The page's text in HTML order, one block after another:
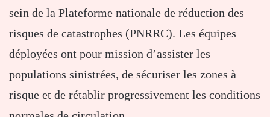
sein de la Plateforme nationale de réduction des
risques de catastrophes (PNRRC). Les équipes
déployées ont pour mission d’assister les
populations sinistrées, de sécuriser les zones à
risque et de rétablir progressivement les conditions